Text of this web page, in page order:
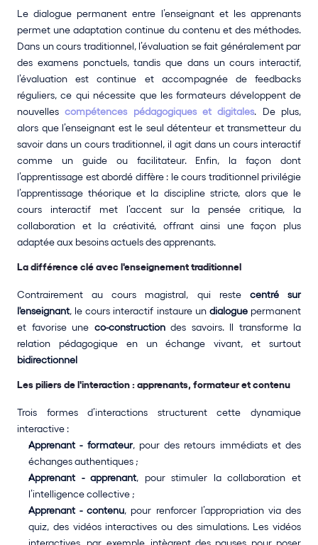
Le dialogue permanent entre l’enseignant et les apprenants
permet une adaptation continue du contenu et des méthodes.
Dans un cours traditionnel, l’évaluation se fait généralement par
des examens ponctuels, tandis que dans un cours interactif,
l’évaluation est continue et accompagnée de feedbacks
réguliers, ce qui nécessite que les formateurs développent de
nouvelles compétences pédagogiques et digitales. De plus,
alors que l’enseignant est le seul détenteur et transmetteur du
savoir dans un cours traditionnel, il agit dans un cours interactif
comme un guide ou facilitateur. Enfin, la façon dont
l’apprentissage est abordé diffère : le cours traditionnel privilégie
l’apprentissage théorique et la discipline stricte, alors que le
cours interactif met l’accent sur la pensée critique, la
collaboration et la créativité, offrant ainsi une façon plus
adaptée aux besoins actuels des apprenants.
La différence clé avec l'enseignement traditionnel
Contrairement au cours magistral, qui reste centré sur
l'enseignant, le cours interactif instaure un dialogue permanent
et favorise une co-construction des savoirs. Il transforme la
bidirectionnel
Les piliers de l'interaction : apprenants, formateur et contenu
Trois formes d’interactions structurent cette dynamique
interactive :
Apprenant - formateur, pour des retours immédiats et des
échanges authentiques ;
Apprenant - apprenant, pour stimuler la collaboration et
l’intelligence collective ;
Apprenant - contenu, pour renforcer l’appropriation via des
quiz, des vidéos interactives ou des simulations. Les vidéos